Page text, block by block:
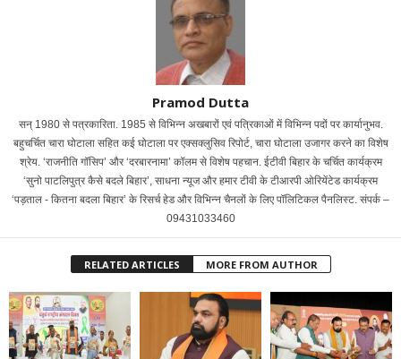
Pramod Dutta
सन् 1980 से पत्रकारिता. 1985 से विभिन्न अखबारों एवं पत्रिकाओं में विभिन्न पदों पर कार्यानुभव.
बहुचर्चित चारा घोटाला सहित कई घोटाला पर एक्सक्लुसिव रिपोर्ट, चारा घोटाला उजागर करने का विशेष
श्रेय. ‘राजनीति गॉसिप’ और ‘दरबारनामा’ कॉलम से विशेष पहचान. ईटीवी बिहार के चर्चित कार्यक्रम
‘सुनो पाटलिपुत्र कैसे बदले बिहार’, साधना न्यूज और हमार टीवी के टीआरपी ओरियेंटेड कार्यक्रम
‘पड़ताल - कितना बदला बिहार’ के रिसर्च हेड और विभिन्न चैनलों के लिए पॉलिटिकल पैनलिस्ट. संपर्क –
09431033460
RELATED ARTICLES MORE FROM AUTHOR